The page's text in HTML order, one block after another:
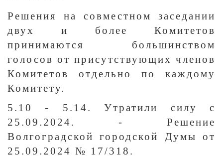
Решения на совместном заседании
двух и более Комитетов
принимаются большинством
голосов от присутствующих членов
Комитетов отдельно по каждому
Комитету.
5.10 - 5.14. Утратили силу с
25.09.2024. - Решение
Волгоградской городской Думы от
25.09.2024 № 17/318.